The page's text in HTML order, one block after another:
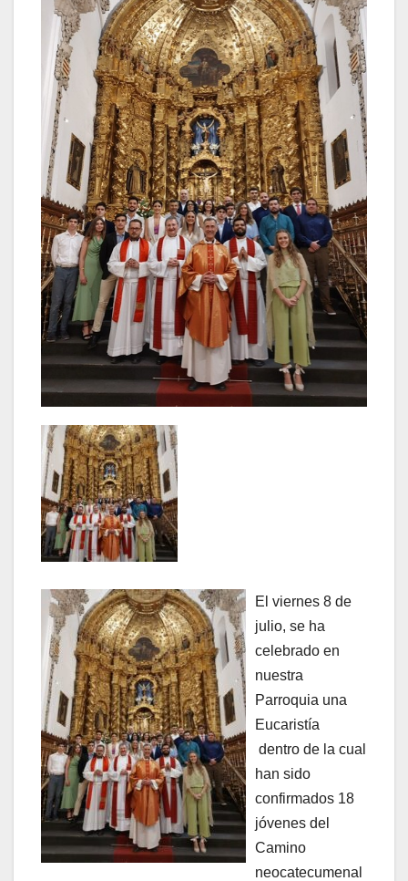
El viernes 8 de
julio, se ha
celebrado en
nuestra
Parroquia una
Eucaristía
dentro de la cual
han sido
confirmados 18
jóvenes del
Camino
neocatecumenal